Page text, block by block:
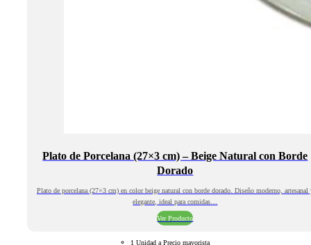
Plato de Porcelana (27×3 cm) – Beige Natural con Borde
Dorado
Plato de porcelana (27×3 cm) en color beige natural con borde dorado. Diseño moderno, artesanal
elegante, ideal para comidas…
Ver Producto
1 Unidad a Precio mayorista